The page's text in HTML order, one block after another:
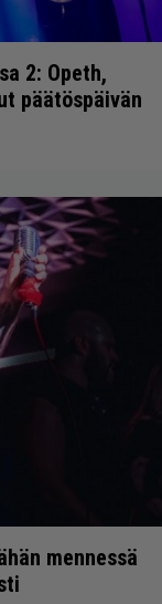
2: Opeth,
päätöspäivän
mennessä